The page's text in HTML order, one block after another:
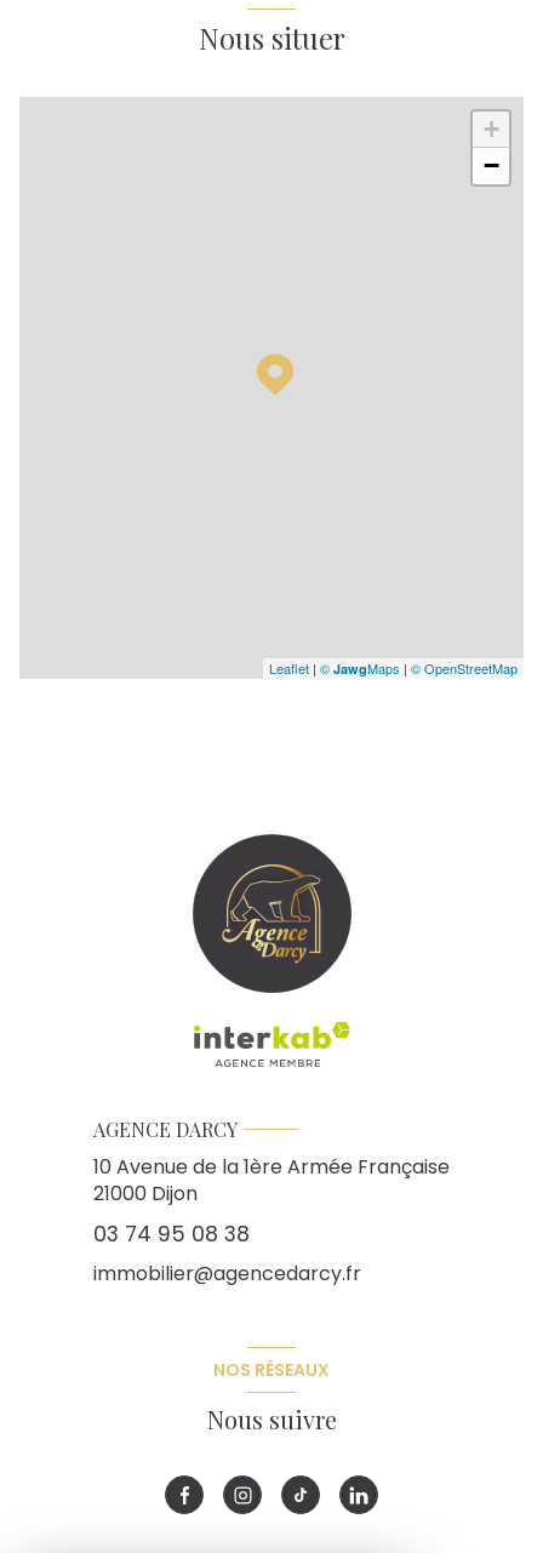
Nous situer
+
−
Leaflet | © JawgMaps | © OpenStreetMap
AGENCE DARCY
10 Avenue de la 1ère Armée Française
21000 Dijon
03 74 95 08 38
immobilier@agencedarcy.fr
NOS RÉSEAUX
Nous suivre